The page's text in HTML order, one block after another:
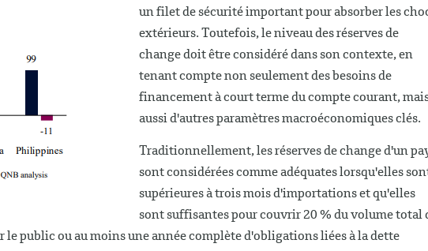
un filet de sécurité important pour absorber les
extérieurs. Toutefois, le niveau des réserves de
change doit être considéré dans son contexte, en
tenant compte non seulement des besoins de
financement à court terme du compte courant,
aussi d'autres paramètres macroéconomiques clés.
Traditionnellement, les réserves de change d'un
sont considérées comme adéquates lorsqu'elles
supérieures à trois mois d'importations et qu'elles
sont suffisantes pour couvrir 20 % du volume total
le public ou au moins une année complète d'obligations liées à la dette